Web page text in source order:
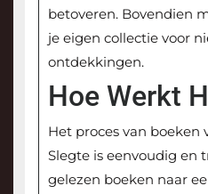
betoveren. Bovendien
je eigen collectie voor
ontdekkingen.
Hoe Werkt
Het proces van boeken
Slegte is eenvoudig en
gelezen boeken naar